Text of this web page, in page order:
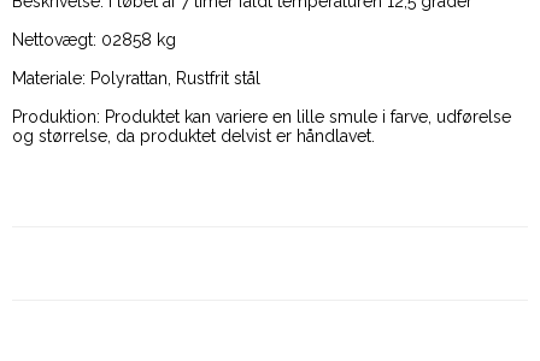
Nettovægt: 02858 kg
Materiale: Polyrattan, Rustfrit stål
Produktion: Produktet kan variere en lille smule i farve, udførelse
og størrelse, da produktet delvist er håndlavet.